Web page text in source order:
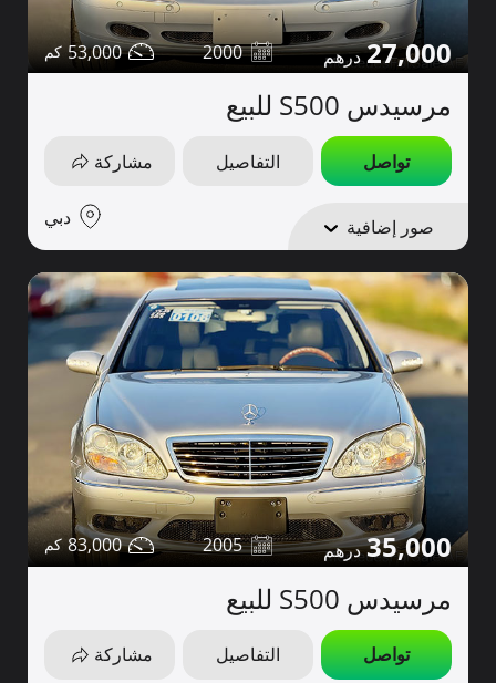
27,000
2000
53,000
مرسيدس S500 للبيع
تواصل التفاصيل مشاركة
صور إضافية دبي
35,000
2005
83,000
مرسيدس S500 للبيع
تواصل التفاصيل مشاركة